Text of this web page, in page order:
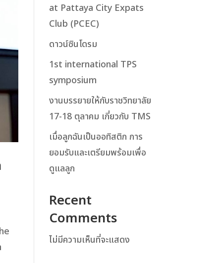
at Pattaya City Expats
Club (PCEC)
ดาวน์ซินโดรม
1st international TPS
symposium
งานบรรยายให้กับราชวิทยาลัย
17-18 ตุลาคม เกี่ยวกับ TMS
เมื่อลูกฉันเป็นออทิสติก การ
ยอมรับและเตรียมพร้อมเพื่อ
ดูแลลูก
Recent
Comments
ไม่มีความเห็นที่จะแสดง